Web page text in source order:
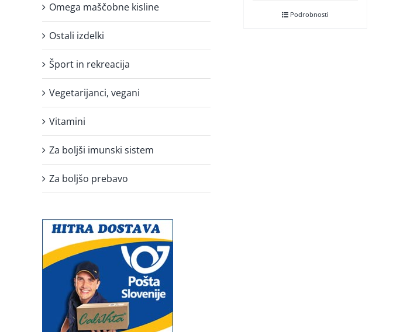
Podrobnosti
Omega maščobne kisline
Ostali izdelki
Šport in rekreacija
Vegetarijanci, vegani
Vitamini
Za boljši imunski sistem
Za boljšo prebavo